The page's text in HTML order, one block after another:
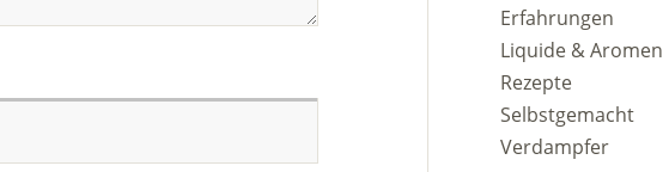
Erfahrungen
Liquide & Aromen
Rezepte
Selbstgemacht
Verdampfer